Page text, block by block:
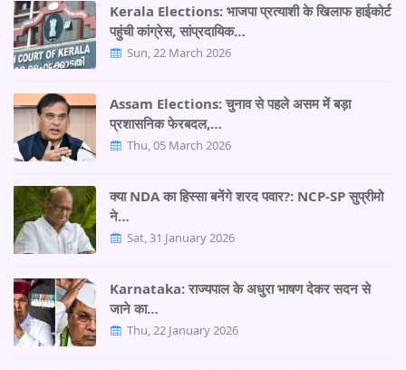
Kerala Elections: भाजपा प्रत्याशी के खिलाफ हाईकोर्ट
पहुंची कांग्रेस, सांप्रदायिक…
Sun, 22 March 2026
Assam Elections: चुनाव से पहले असम में बड़ा
प्रशासनिक फेरबदल,…
Thu, 05 March 2026
क्या NDA का हिस्सा बनेंगे शरद पवार?: NCP-SP सुप्रीमो
ने…
Sat, 31 January 2026
Karnataka: राज्यपाल के अधुरा भाषण देकर सदन से
जाने का…
Thu, 22 January 2026